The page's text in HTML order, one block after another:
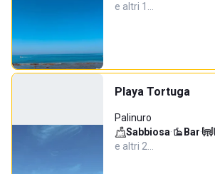
e altri 1…
Playa Tortuga
Palinuro
Sabbiosa· Bar·
e altri 2…